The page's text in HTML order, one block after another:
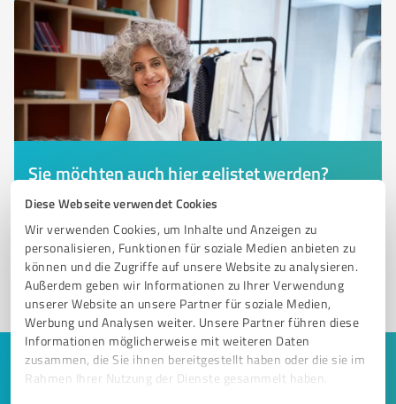
Diese Webseite verwendet Cookies
Wir verwenden Cookies, um Inhalte und Anzeigen zu
personalisieren, Funktionen für soziale Medien anbieten zu
können und die Zugriffe auf unsere Website zu analysieren.
Außerdem geben wir Informationen zu Ihrer Verwendung
unserer Website an unsere Partner für soziale Medien,
Werbung und Analysen weiter. Unsere Partner führen diese
Informationen möglicherweise mit weiteren Daten
zusammen, die Sie ihnen bereitgestellt haben oder die sie im
Rahmen Ihrer Nutzung der Dienste gesammelt haben.
Sie möchten auch hier gelistet werden?
Registrieren Sie sich jetzt und werden Sie ein von
Kunden empfohlener ProvenExpert!
1
Keine Zeit für lange Recherchen und E-